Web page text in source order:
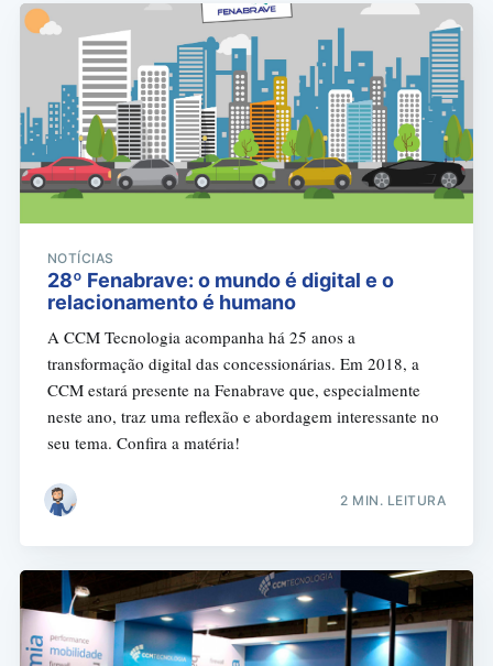
NOTÍCIAS
28º Fenabrave: o mundo é digital e o
relacionamento é humano
A CCM Tecnologia acompanha há 25 anos a
transformação digital das concessionárias. Em 2018, a
CCM estará presente na Fenabrave que, especialmente
neste ano, traz uma reflexão e abordagem interessante no
seu tema. Confira a matéria!
2 MIN. LEITURA